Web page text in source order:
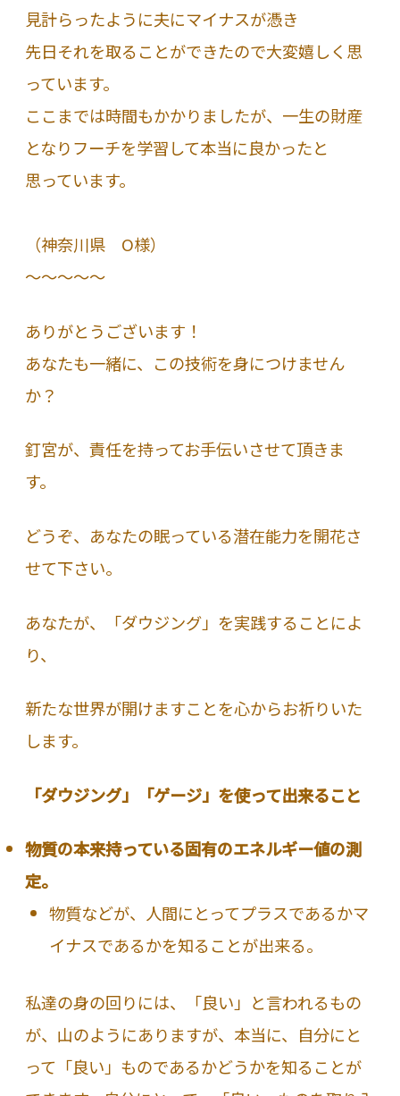
見計らったように夫にマイナスが憑き
先日それを取ることができたので大変嬉しく思
っています。
ここまでは時間もかかりましたが、一生の財産
となりフーチを学習して本当に良かったと
思っています。
（神奈川県 O様）
～～～～～
ありがとうございます！
あなたも一緒に、この技術を身につけません
か？
釘宮が、責任を持ってお手伝いさせて頂きま
す。
どうぞ、あなたの眠っている潜在能力を開花さ
せて下さい。
あなたが、「ダウジング」を実践することによ
り、
新たな世界が開けますことを心からお祈りいた
します。
「ダウジング」「ゲージ」を使って出来ること
物質の本来持っている固有のエネルギー値の測
定。
物質などが、人間にとってプラスであるかマ
イナスであるかを知ることが出来る。
私達の身の回りには、「良い」と言われるもの
が、山のようにありますが、本当に、自分にと
って「良い」ものであるかどうかを知ることが